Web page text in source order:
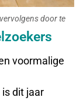
door te
voormalige
dit jaar